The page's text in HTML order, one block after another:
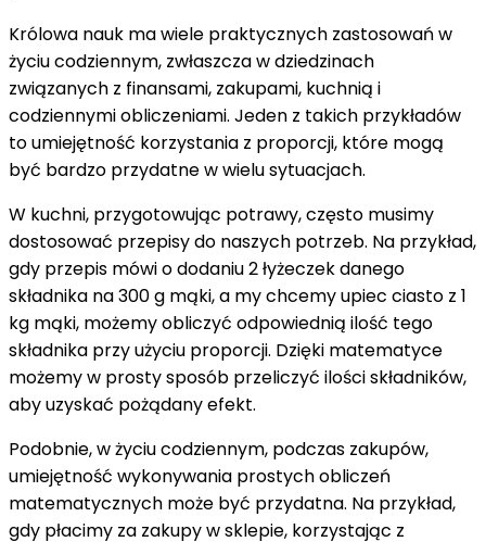
Królowa nauk ma wiele praktycznych zastosowań w
życiu codziennym, zwłaszcza w dziedzinach
związanych z finansami, zakupami, kuchnią i
codziennymi obliczeniami. Jeden z takich przykładów
to umiejętność korzystania z proporcji, które mogą
być bardzo przydatne w wielu sytuacjach.
W kuchni, przygotowując potrawy, często musimy
dostosować przepisy do naszych potrzeb. Na przykład,
gdy przepis mówi o dodaniu 2 łyżeczek danego
składnika na 300 g mąki, a my chcemy upiec ciasto z 1
kg mąki, możemy obliczyć odpowiednią ilość tego
składnika przy użyciu proporcji. Dzięki matematyce
możemy w prosty sposób przeliczyć ilości składników,
aby uzyskać pożądany efekt.
Podobnie, w życiu codziennym, podczas zakupów,
umiejętność wykonywania prostych obliczeń
matematycznych może być przydatna. Na przykład,
gdy płacimy za zakupy w sklepie, korzystając z